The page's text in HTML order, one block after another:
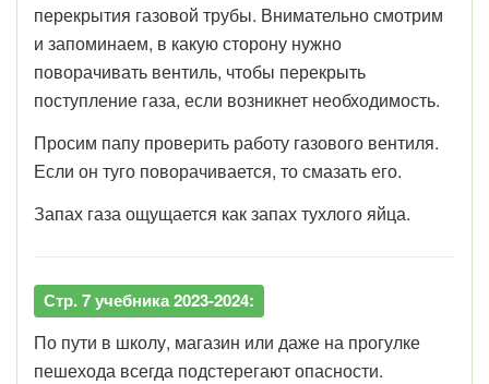
перекрытия газовой трубы. Внимательно смотрим
и запоминаем, в какую сторону нужно
поворачивать вентиль, чтобы перекрыть
поступление газа, если возникнет необходимость.
Просим папу проверить работу газового вентиля.
Если он туго поворачивается, то смазать его.
Запах газа ощущается как запах тухлого яйца.
Стр. 7 учебника 2023-2024:
По пути в школу, магазин или даже на прогулке
пешехода всегда подстерегают опасности.